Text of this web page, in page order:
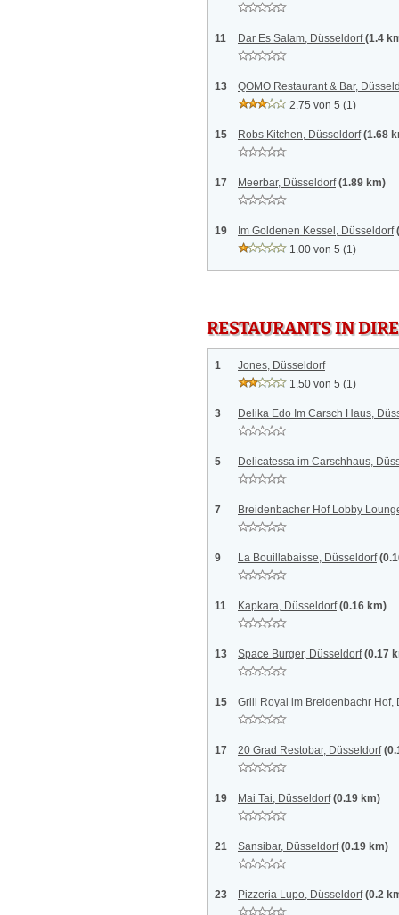
11 Dar Es Salam, Düsseldorf(1.4
13
QOMO Restaurant & Bar,
2.75 von 5 (1)
15 Robs Kitchen, Düsseldorf (1.68
17 Meerbar, Düsseldorf (1.89 km)
19 Im Goldenen Kessel, Düsseldorf
1.00 von 5 (1)
RESTAURANTS IN
1
Jones, Düsseldorf
1.50 von 5 (1)
3 Delika Edo Im Carsch Haus,
5 Delicatessa im Carschhaus,
7 Breidenbacher Hof Lobby
9 La Bouillabaisse, Düsseldorf
11 Kapkara, Düsseldorf (0.16 km)
13 Space Burger, Düsseldorf (0.17
15 Grill Royal im Breidenbachr Hof,
17 20 Grad Restobar, Düsseldorf
19 Mai Tai, Düsseldorf (0.19 km)
21 Sansibar, Düsseldorf (0.19 km)
23 Pizzeria Lupo, Düsseldorf (0.2